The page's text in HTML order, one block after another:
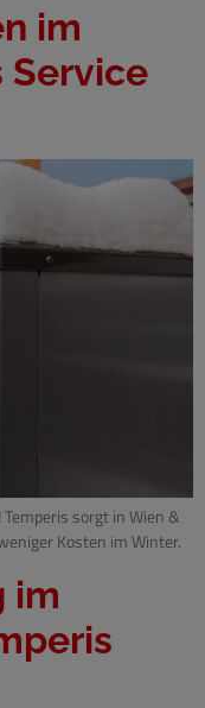
im
Service
sorgt in Wien &
Kosten im Winter.
im